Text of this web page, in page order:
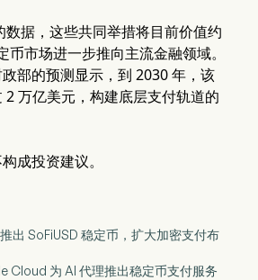
据，这些共同举措将目前价值约
币市场进一步推向主流金融领域。
部的预测显示，到 2030 年，该
2 万亿美元，构建底层支付轨道的
成投资建议。
出 SoFiUSD 稳定币，扩大加密支付布
Cloud 为 AI 代理推出稳定币支付服务